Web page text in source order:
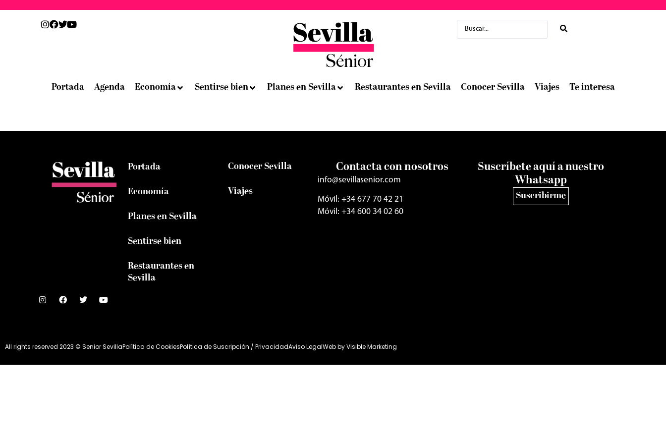
Portada Agenda Economía Sentirse bien Planes en Sevilla Restaurantes en Sevilla Conocer Sevilla Viajes Te interesa
Portada
Economía
Planes en Sevilla
Sentirse bien
Restaurantes en
Sevilla
Conocer Sevilla
Viajes
Contacta con nosotros
info@sevillasenior.com
Móvil: +34 677 70 42 21
Móvil: +34 600 34 02 60
Suscríbete aquí a nuestro
Whatsapp
Suscribirme
All rights reserved 2023 © Senior SevillaPolítica de CookiesPolítica de Suscripción / PrivacidadAviso LegalWeb byVisible Marketing